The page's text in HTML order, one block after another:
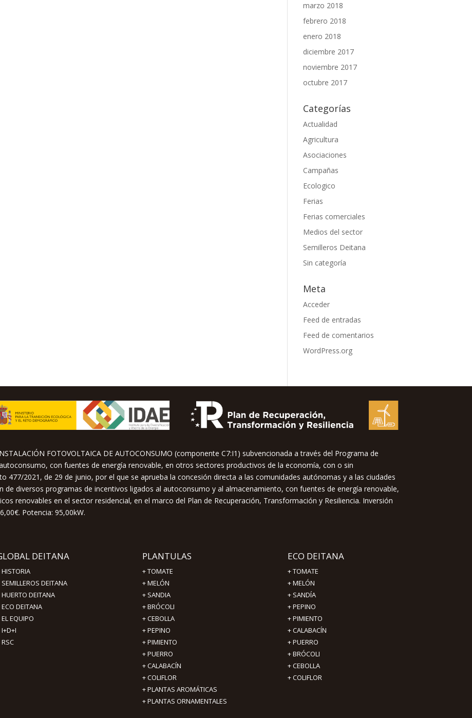
marzo 2018
febrero 2018
enero 2018
diciembre 2017
noviembre 2017
octubre 2017
Categorías
Actualidad
Agricultura
Asociaciones
Campañas
Ecologico
Ferias
Ferias comerciales
Medios del sector
Semilleros Deitana
Sin categoría
Meta
Acceder
Feed de entradas
Feed de comentarios
WordPress.org
FOTOVOLTAICA DE AUTOCONSUMO (componente C7:I1) subvencionada a través del Programa de
con fuentes de energía renovable, en otros sectores productivos de la economía, con o sin
477/2021, de 29 de junio, por el que se aprueba la concesión directa a las comunidades autónomas y a las ciudades
de diversos programas de incentivos ligados al autoconsumo y al almacenamiento, con fuentes de energía renovable,
renovables en el sector residencial, en el marco del Plan de Recuperación, Transformación y Resiliencia. Inversión
Potencia: 95,00kW.
DEITANA
HISTORIA
SEMILLEROS DEITANA
HUERTO DEITANA
ECO DEITANA
EL EQUIPO
I+D+I
RSC
PLANTULAS
+TOMATE
+MELÓN
+ SANDIA
+BRÓCOLI
+CEBOLLA
+PEPINO
+PIMIENTO
+ PUERRO
+ CALABACÍN
+ COLIFLOR
+ PLANTAS AROMÁTICAS
+ PLANTAS ORNAMENTALES
ECO DEITANA
+TOMATE
+MELÓN
+ SANDÍA
+PEPINO
+PIMIENTO
+CALABACÍN
+PUERRO
+BRÓCOLI
+CEBOLLA
+COLIFLOR